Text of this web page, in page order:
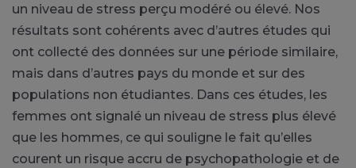
un niveau de stress perçu modéré ou élevé. Nos
résultats sont cohérents avec d’autres études qui
ont collecté des données sur une période similaire,
mais dans d’autres pays du monde et sur des
populations non étudiantes. Dans ces études, les
femmes ont signalé un niveau de stress plus élevé
que les hommes, ce qui souligne le fait qu’elles
courent un risque accru de psychopathologie et de